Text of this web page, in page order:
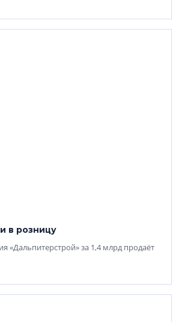
в розницу
«Дальпитерстрой» за 1,4 млрд продаёт